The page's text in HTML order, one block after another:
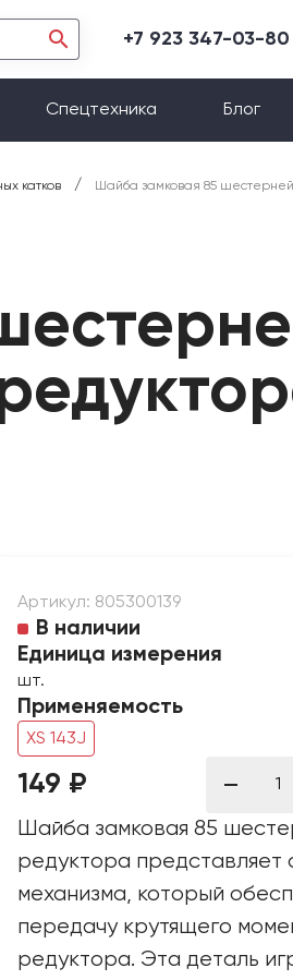
+7 923 347-03-80
Спецтехника Блог
катков / Шайба замковая 85 шестерней
Артикул: 805300139
В наличии
Единица измерения
шт.
Применяемость
XS 143J
149 ₽
Шайба замковая 85
редуктора
механизма, который
передачу крутящего
редуктора. Эта деталь